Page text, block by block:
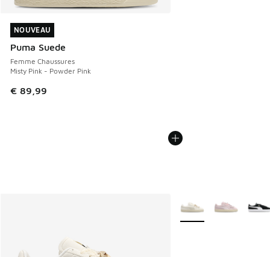
NOUVEAU
Puma Suede
Femme Chaussures
Misty Pink - Powder Pink
€ 89,99
NOUVEAU
Plus de couleurs